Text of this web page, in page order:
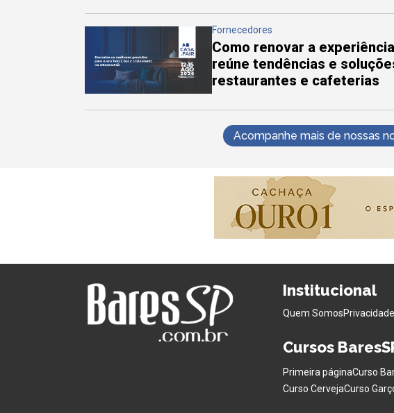
Fornecedores
Como renovar a
reúne tendências e
restaurantes e cafeterias
Acompanhe mais de nossas
Institucional
Quem SomosPrivacidade
Cursos
Primeira páginaCurso
Curso CervejaCurso